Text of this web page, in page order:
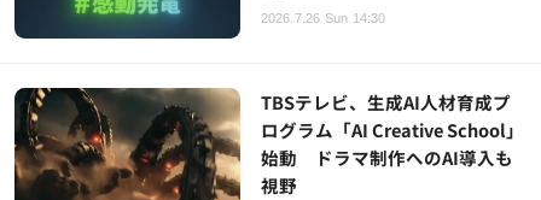
2026.7.26 Sun 14:30
TBSテレビ、生成AI人材育成プ
ログラム「AI Creative School」
始動 ドラマ制作へのAI導入も
視野